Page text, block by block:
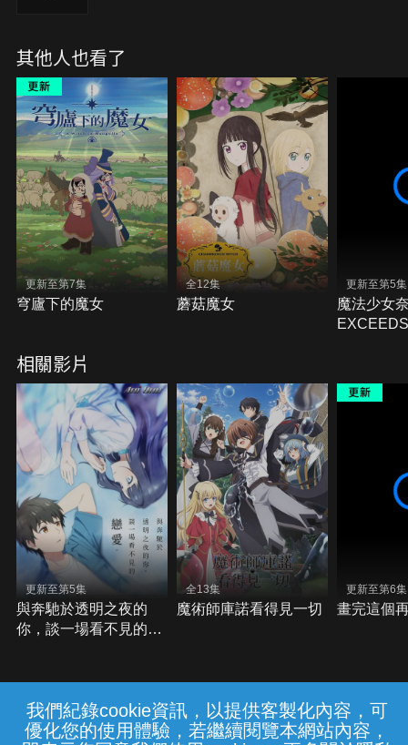
我們紀錄cookie資訊，以提供客製化內容，可
優化您的使用體驗，若繼續閱覽本網站內容，
其他人也看了
更新至第7集
穹廬下的魔女
全12集
蘑菇魔女
更新至第5集
魔法少女
相關影片
更新至第5集
與奔馳於透明之夜的
你，談一場看不見的戀
全13集
魔術師庫諾看得見一切
更新至第6集
畫完這個
常見問題 線上客服 服務條款 隱私權保護
{{notifyMsg}}